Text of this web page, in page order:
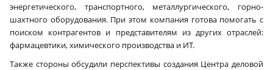
энергетического, транспортного, металлургического, горно-
шахтного оборудования. При этом компания готова помогать с
поиском контрагентов и представителям из других отраслей:
фармацевтики, химического производства и ИТ.
Также стороны обсудили перспективы создания Центра деловой